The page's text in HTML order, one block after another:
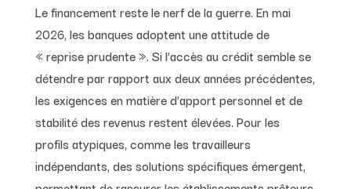
Le financement reste le nerf de la guerre. En mai
2026, les banques adoptent une attitude de
« reprise prudente ». Si l’accès au crédit semble se
détendre par rapport aux deux années précédentes,
les exigences en matière d’apport personnel et de
stabilité des revenus restent élevées. Pour les
profils atypiques, comme les travailleurs
indépendants, des solutions spécifiques émergent,